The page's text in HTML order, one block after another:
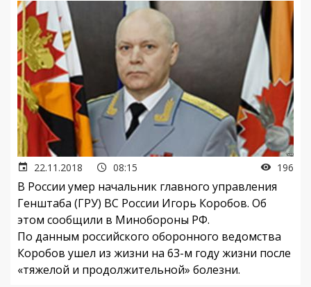
22.11.2018 08:15 196
В России умер начальник главного управления
Генштаба (ГРУ) ВС России Игорь Коробов. Об
этом сообщили в Минобороны РФ.
По данным российского оборонного ведомства
Коробов ушел из жизни на 63-м году жизни после
«тяжелой и продолжительной» болезни.